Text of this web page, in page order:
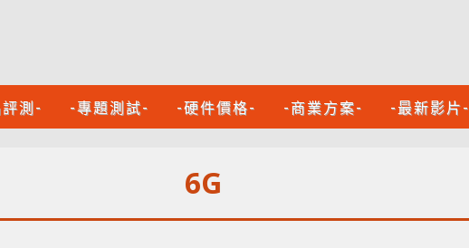
測- -專題測試- -硬件價格- -商業方案- -最新影片-
6G